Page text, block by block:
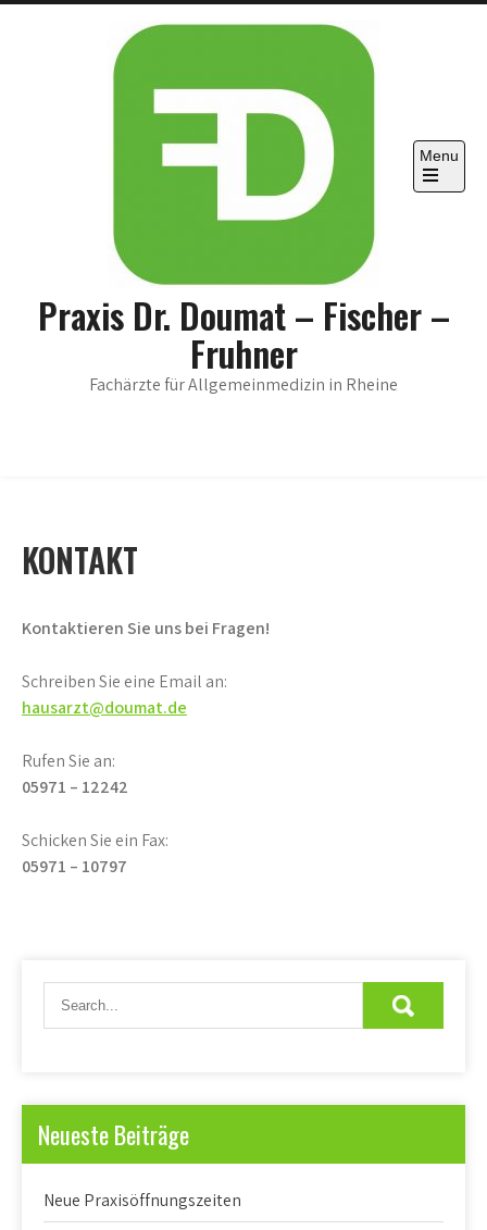
Skip
Praxis Dr. Doumat – Fischer –
Fruhner
Fachärzte für Allgemeinmedizin in Rheine
Menu
Open
KONTAKT
Kontaktieren Sie uns bei Fragen!
Schreiben Sie eine Email an:
hausarzt@doumat.de
Rufen Sie an:
05971 – 12242
Schicken Sie ein Fax:
05971 – 10797
Neueste Beiträge
Neue Praxisöffnungszeiten